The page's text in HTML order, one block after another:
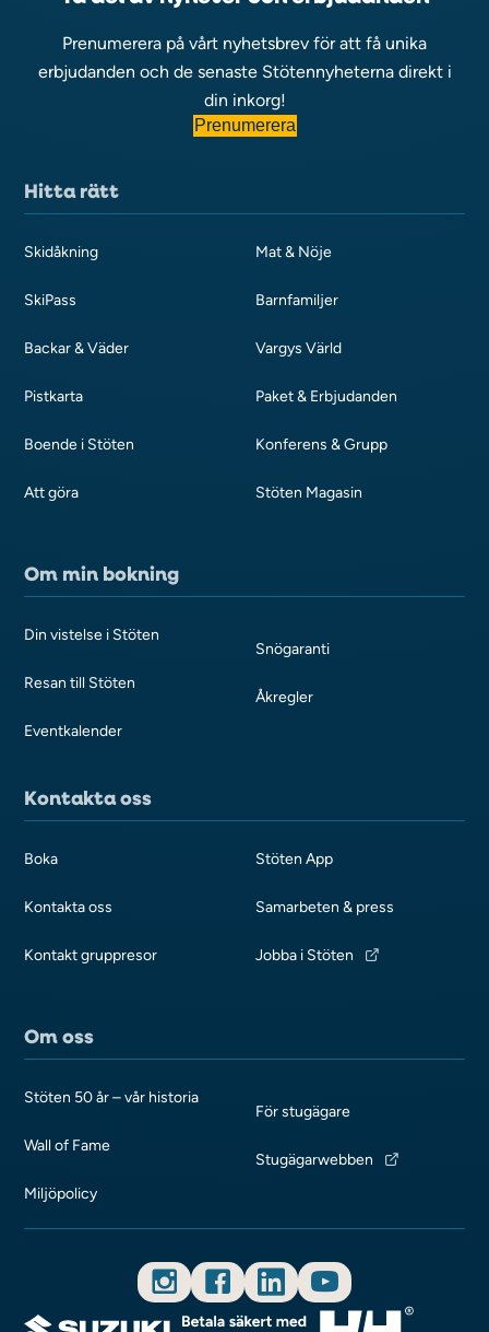
Prenumerera på vårt nyhetsbrev för att få unika
erbjudanden och de senaste Stötennyheterna direkt i
din inkorg!
Prenumerera
Hitta rätt
Skidåkning
SkiPass
Backar & Väder
Pistkarta
Boende i Stöten
Att göra
Mat & Nöje
Barnfamiljer
Vargys Värld
Paket & Erbjudanden
Konferens & Grupp
Stöten Magasin
Om min bokning
Din vistelse i Stöten
Resan till Stöten
Eventkalender
Snögaranti
Åkregler
Kontakta oss
Boka
Kontakta oss
Kontakt gruppresor
Stöten App
Samarbeten & press
Jobba i Stöten
Om oss
Stöten 50 år – vår historia
Wall of Fame
Miljöpolicy
För stugägare
Stugägarwebben